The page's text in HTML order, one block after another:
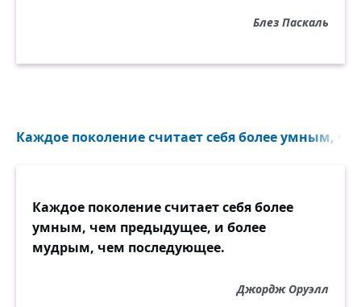
Блез Паскаль
Каждое поколение считает себя более умным,
Каждое поколение считает себя более
умным, чем предыдущее, и более
мудрым, чем последующее.
Джордж Оруэлл